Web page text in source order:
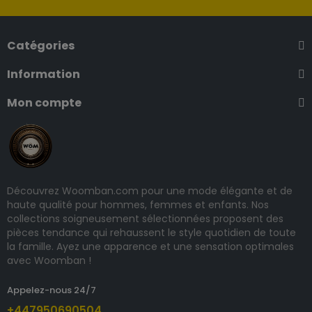
Catégories
Information
Mon compte
Découvrez Woomban.com pour une mode élégante et de
haute qualité pour hommes, femmes et enfants. Nos
collections soigneusement sélectionnées proposent des
pièces tendance qui rehaussent le style quotidien de toute
la famille. Ayez une apparence et une sensation optimales
avec Woomban !
Appelez-nous 24/7